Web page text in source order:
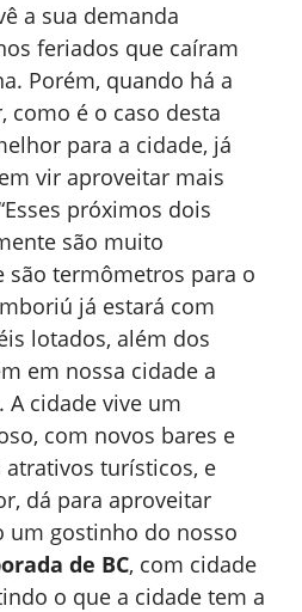
a sua demanda
feriados que caíram
Porém, quando há a
como é o caso desta
para a cidade, já
vir aproveitar mais
próximos dois
são muito
termômetros para o
já estará com
lotados, além dos
em nossa cidade a
A cidade vive um
com novos bares e
turísticos, e
dá para aproveitar
um gostinho do nosso
de BC, com cidade
o que a cidade tem a